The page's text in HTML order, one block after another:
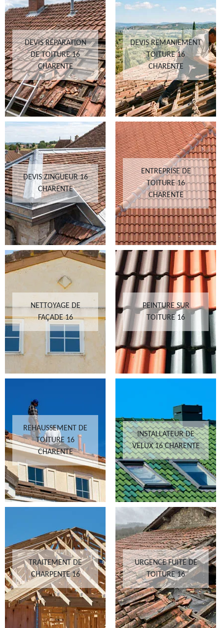
DEVIS RÉPARATION
DE TOITURE 16
CHARENTE
DEVIS REMANIEMENT
TOITURE 16
CHARENTE
DEVIS ZINGUEUR 16
CHARENTE
ENTREPRISE DE
TOITURE 16
CHARENTE
NETTOYAGE DE
FAÇADE 16
PEINTURE SUR
TOITURE 16
REHAUSSEMENT DE
TOITURE 16
CHARENTE
INSTALLATEUR DE
VELUX 16 CHARENTE
TRAITEMENT DE
CHARPENTE 16
URGENCE FUITE DE
TOITURE 16